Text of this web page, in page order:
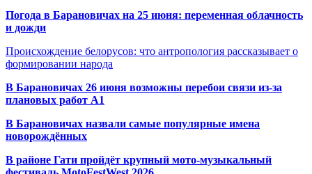
Погода в Барановичах на 25 июня: переменная облачность
и дожди
Происхождение белорусов: что антропология рассказывает о
формировании народа
В Барановичах 26 июня возможны перебои связи из-за
плановых работ A1
В Барановичах назвали самые популярные имена
новорождённых
В районе Гати пройдёт крупный мото-музыкальный